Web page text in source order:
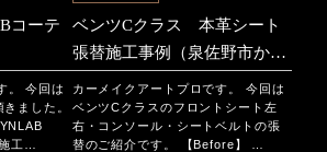
コーテ
。 今回は
ました。
工…
ベンツCクラス 本革シート
張替施工事例（泉佐野市から
のご依頼）
カーメイクアートプロです。 今回は
ベンツCクラスのフロントシート左
右・コンソール・シートベルトの張
替のご紹介です。 【Before】 …